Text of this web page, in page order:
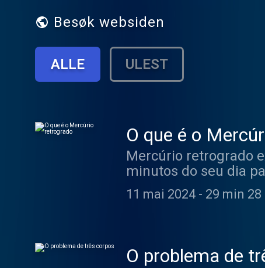
Besøk websiden
ALLE ULEST
O que é o
Mercúrio retrogrado
minutos do seu dia
a astronoma Camila!
11 mai 2024 - 29 min 28
O problema de